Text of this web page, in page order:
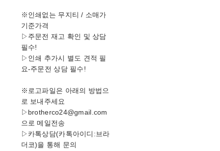
※인쇄없는 무지티 / 소매가
기준가격
▷주문전 재고 확인 및 상담
필수!
▷인쇄 추가시 별도 견적 필
요-주문전 상담 필수!
※로고파일은 아래의 방법으
로 보내주세요
▷brotherco24@gmail.com
으로 메일전송
▷카톡상담(카톡아이디:브라
더코)을 통해 문의